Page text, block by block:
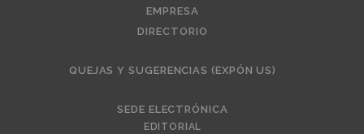
EMPRESA
DIRECTORIO
QUEJAS Y SUGERENCIAS (EXPÓN US)
SEDE ELECTRÓNICA
EDITORIAL